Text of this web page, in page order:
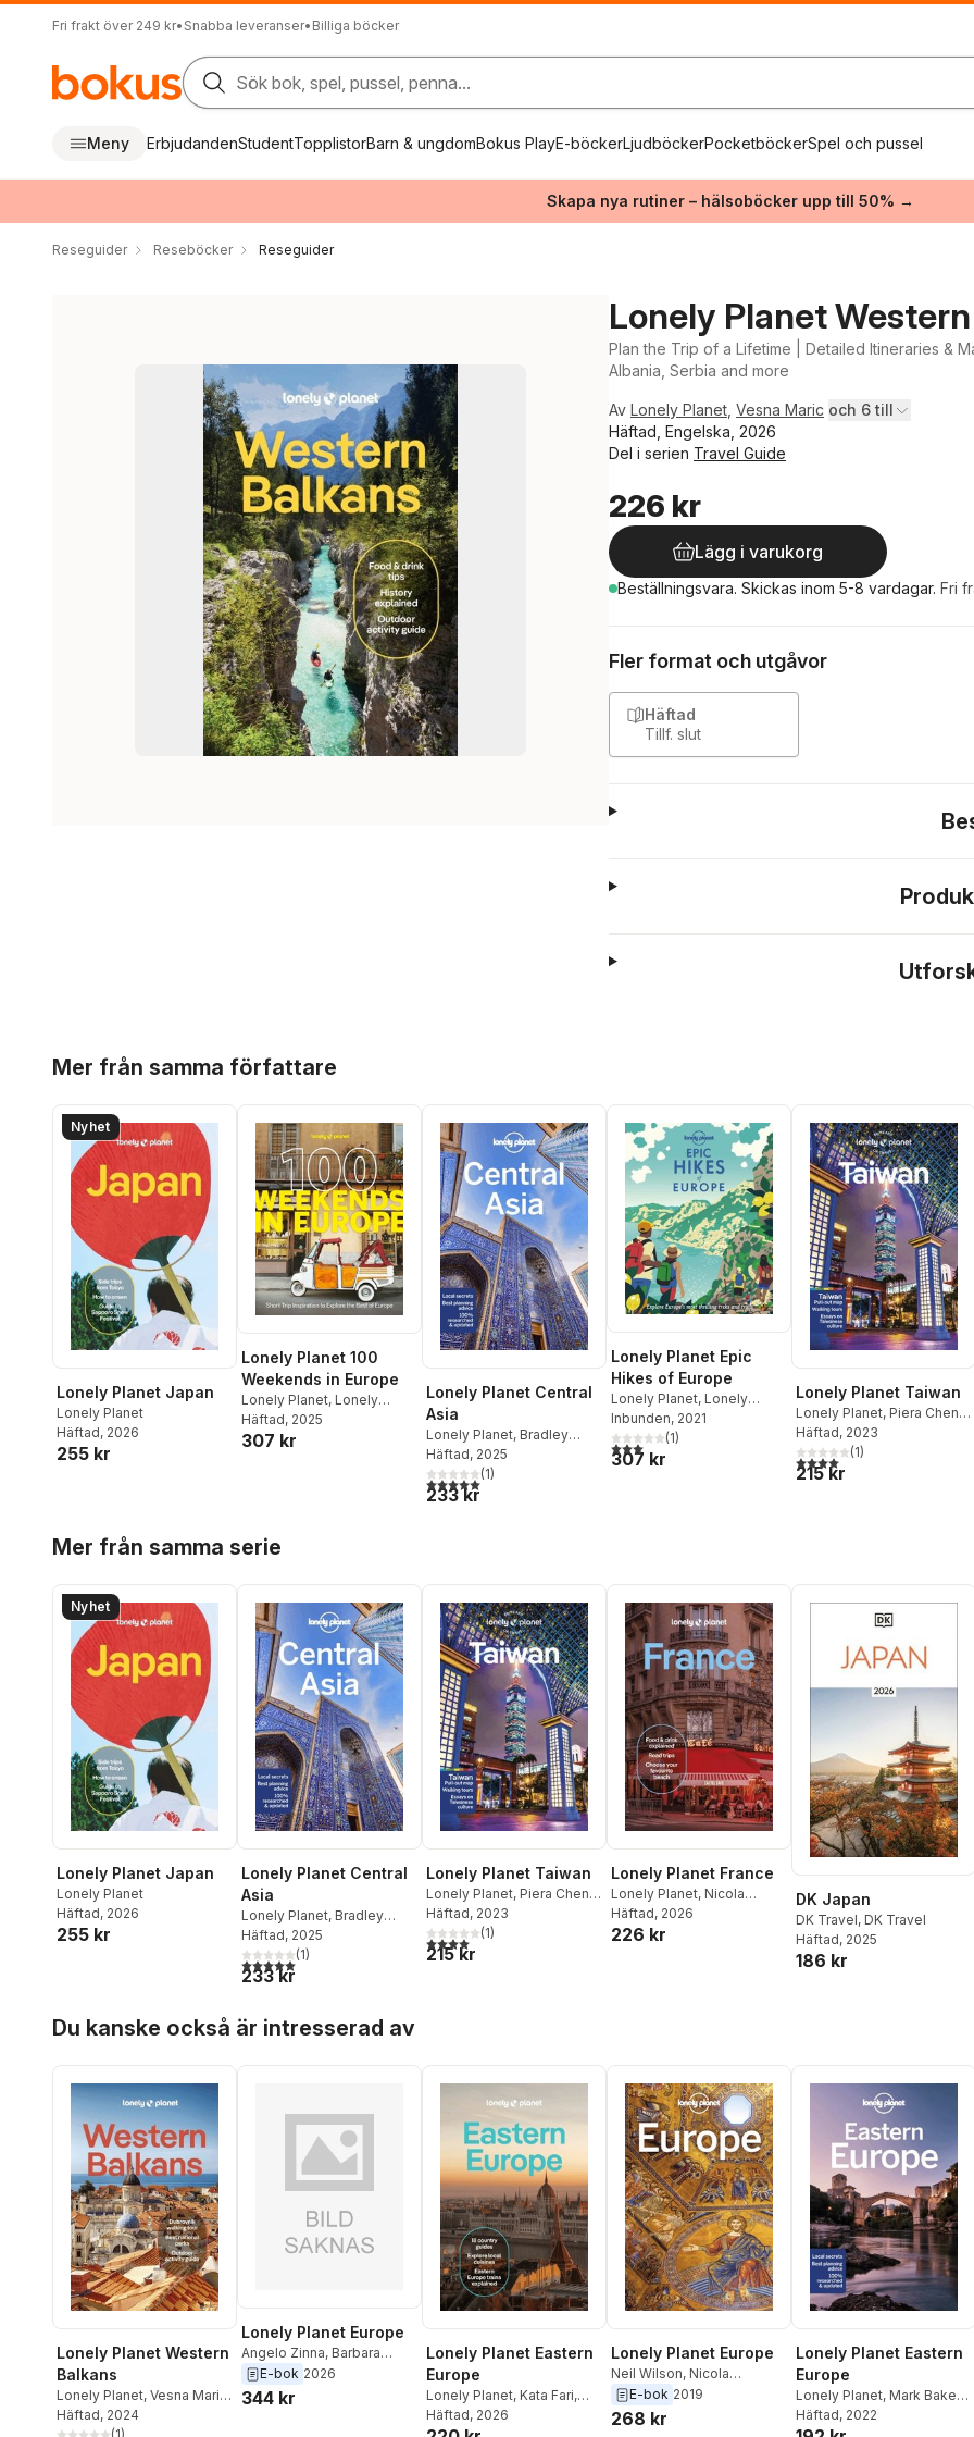
Fri frakt över 249 kr• Snabba leveranser• Billiga böcker
Sök bok, spel, pussel, penna...
Meny ErbjudandenStudentTopplistorBarn & ungdomBokus PlayE-böckerLjudböckerPocketböckerSpel och pussel
Skapa nya rutiner – hälsoböcker upp till 50% →
Reseguider Reseböcker Reseguider
Lonely Planet
Plan the Trip of a Lifetime | Detailed Itineraries &
Albania, Serbia and more
Av Lonely Planet Vesna Maric och 6 till
Häftad, Engelska, 2026
Del i serien Travel Guide
226 kr
Lägg i varukorg
Beställningsvara. Skickas inom 5-8 vardagar. Fri
Fler format och utgåvor
Häftad
Tillf. slut
Mer från samma författare
Nyhet
Lonely Planet Japan
Lonely Planet
Häftad, 2026
255 kr
Lonely Planet 100
Weekends in Europe
Lonely Planet, Lonely
Planet
Häftad, 2025
307 kr
Lonely Planet Central
Asia
Lonely Planet, Bradley
Mayhew,Mark Elliott
Kaminski,Stephen Lioy
Häftad, 2025
5,0utav 5 stjärnor. Totalt antal röster:
(1)
233 kr
Lonely Planet Epic
Hikes of Europe
Lonely Planet, Lonely
Planet
Inbunden, 2021
3,0utav 5 stjärnor. Totalt antal röster:
(1)
307 kr
Lonely Planet Taiwan
Lonely Planet, Piera Chen,
Dinah Gardner
Häftad, 2023
4,0utav 5 stjärnor. Totalt
(1)
215 kr
Mer från samma serie
Nyhet
Lonely Planet Japan
Lonely Planet
Häftad, 2026
255 kr
Lonely Planet Central
Asia
Lonely Planet, Bradley
Mayhew,Mark Elliott
Kaminski,Stephen Lioy
Häftad, 2025
5,0utav 5 stjärnor. Totalt antal röster:
(1)
233 kr
Lonely Planet Taiwan
Lonely Planet, Piera Chen,
Dinah Gardner
Häftad, 2023
4,0utav 5 stjärnor. Totalt antal röster:
(1)
215 kr
Lonely Planet France
Lonely Planet, Nicola
Williams,Jean-Bernard
Carillet,Cyrena Lee
Nicklin
Häftad, 2026
226 kr
DK Japan
DK Travel, DK Travel
Häftad, 2025
186 kr
Du kanske också är intresserad av
Lonely Planet Western
Balkans
Lonely Planet, Vesna Maric ,
Mark Baker,Joel Balsam
Häftad, 2024
Lonely Planet Europe
Angelo Zinna, Barbara
Woolsey Nicola Williams
Luke Waterson
E-bok 2026
344 kr
Lonely Planet Eastern
Europe
Lonely Planet, Kata Fari,
Mark Baker,Joel Balsam
Häftad, 2026
Lonely Planet Europe
Neil Wilson, Nicola
Williams, Greg Ward
Benedict Walker
E-bok 2019
268 kr
Lonely Planet Eastern
Europe
Lonely Planet, Mark Baker ,
Greg Bloom,
Häftad, 2022